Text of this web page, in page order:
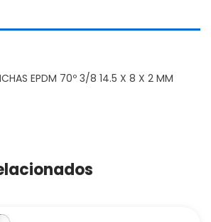
EPDM 70º 3/8 14.5 X 8 X 2 MM